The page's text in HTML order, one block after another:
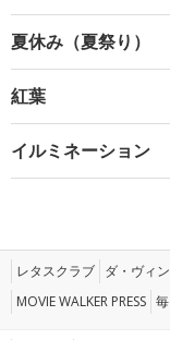
夏休み（夏祭り）
紅葉
イルミネーション
レタスクラブ ダ・ヴィ
MOVIE WALKER PRESS